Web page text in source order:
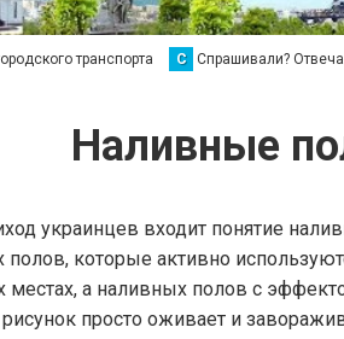
транспорта С Спрашивали?
Наливные
украинцев входит понятие
которые активно
а наливных полов с
просто оживает и